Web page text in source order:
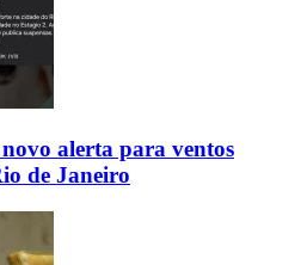
alerta para ventos
de Janeiro